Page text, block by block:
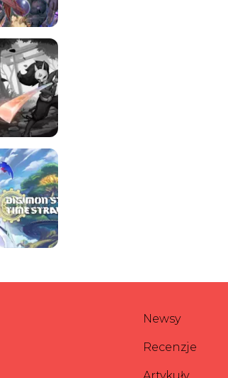
Newsy
Recenzje